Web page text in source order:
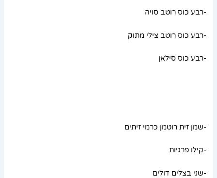
-רבע כוס רוטב סויה
-רבע כוס רוטב צילי מתוק
-רבע כוס סילאן
-שמן זית רוטמן כרמי זיתים
-קילו פרגיות
-שני בצלים דולים